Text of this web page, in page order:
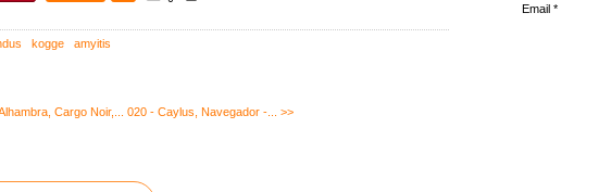
kogge
amyitis
Cargo Noir,... 020 - Caylus, Navegador -... >>
Email